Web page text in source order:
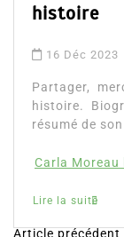
son
le
Article précédent